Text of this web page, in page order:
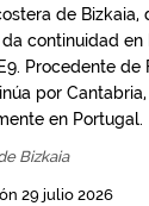
de Bizkaia,
da continuidad
Procedente de
por
en Portugal.
Bizkaia
29 julio 2026